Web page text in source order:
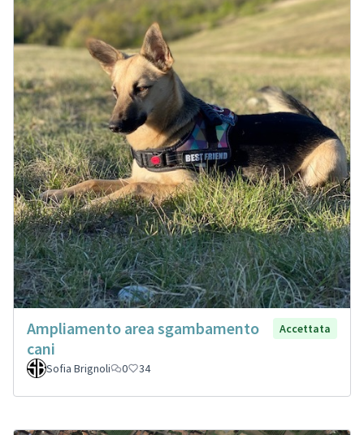
Ampliamento area sgambamento
cani
Accettata
Sofia Brignoli 0 34